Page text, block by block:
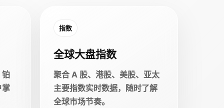
铂
掌
指数
全球大盘指数
聚合 A 股、港股、美股、亚太
主要指数实时数据，随时了解
全球市场节奏。